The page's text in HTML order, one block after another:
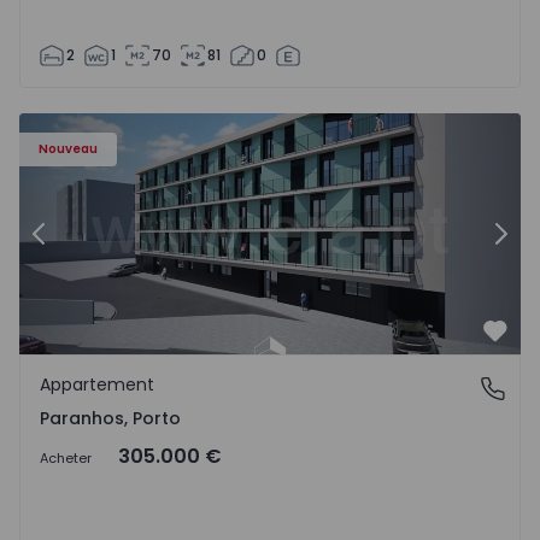
2 1 70 81 0
Nouveau
Appartement T1 Porto, Paranhos - 1575706 - 8
Précédent
Paranhos, Porto
Appartement
Paranhos, Porto
Acheter 305.000 €